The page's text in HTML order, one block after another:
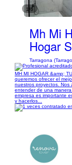
1/6
Mh Mi
Hogar
Tarragona
MH MI HOGAR &amp;
queremos ofrecer el
nuestros proyectos. Nos
entender de una
empresa es importante
y hacerlos...